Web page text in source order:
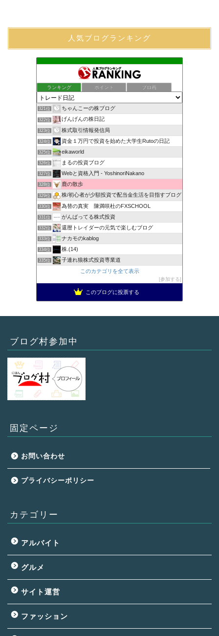
人気ブログランキング
ランキング ポイント ブロ画
321位 ちゃんこーの株ブログ
322位 げんげんの株日記
323位 株式取引情報発信局
324位 資金１万円で投資を始めた大学生Rutoの日記
325位 eikaworld
326位 まるの投資ブログ
327位 Webと資格入門 - YoshinoriNakano
328位 鹿の散歩
329位 株/初心者が少額投資で配当金生活を目指すブログ
330位 為替の真実 陳満咲杜のFXSCHOOL
331位 がんばってる株式投資
332位 還暦トレイダーの元気で楽しむブログ
333位 ナカモのkablog
334位 株.(14)
335位
子連れ狼株式投資専業道
このカテゴリを全て表示
参加する
このブログに投票する
ブログ村参加中
固定ページ
お問い合わせ
プライバシーポリシー
カテゴリー
アルバイト
グルメ
サイト運営
ファッション